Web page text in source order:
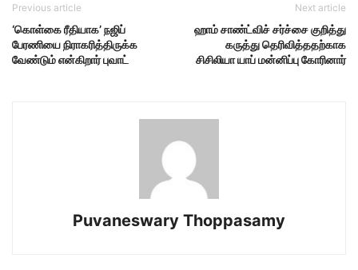
Previous article
‘கொள்கை ரீதியாக’ நஜிப்
பேரணியை நிராகரித்திருக்க
வேண்டும் என்கிறார் புவாட்
Next article
ஹாம் சாண்ட்விச் சர்ச்சை குறித்து
கருத்து தெரிவித்ததற்காக
சிசிலியா யாப் மன்னிப்பு கோரினார்
Puvaneswary Thoppasamy